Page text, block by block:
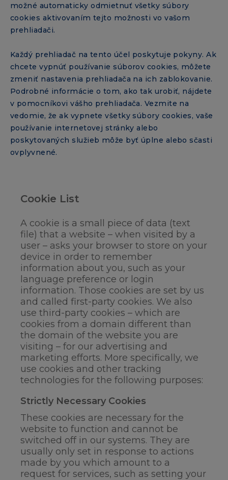
možné automaticky odmietnuť všetky súbory
cookies aktivovaním tejto možnosti vo vašom
prehliadači.
Každý prehliadač na tento účel poskytuje pokyny. Ak
chcete vypnúť používanie súborov cookies, môžete
zmeniť nastavenia prehliadača na ich zablokovanie.
Podrobné informácie o tom, ako tak urobiť, nájdete
v pomocníkovi vášho prehliadača. Vezmite na
vedomie, že ak vypnete všetky súbory cookies, vaše
používanie internetovej stránky alebo
poskytovaných služieb môže byť úplne alebo sčasti
ovplyvnené.
Cookie List
A cookie is a small piece of data (text
file) that a website – when visited by a
user – asks your browser to store on your
device in order to remember
information about you, such as your
language preference or login
information. Those cookies are set by us
and called first-party cookies. We also
use third-party cookies – which are
cookies from a domain different than
the domain of the website you are
visiting – for our advertising and
marketing efforts. More specifically, we
use cookies and other tracking
technologies for the following purposes:
Strictly Necessary Cookies
These cookies are necessary for the
website to function and cannot be
switched off in our systems. They are
usually only set in response to actions
made by you which amount to a
request for services, such as setting your